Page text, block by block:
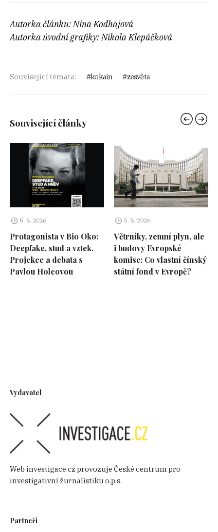
Autorka článku: Nina Kodhajová
Autorka úvodní grafiky: Nikola Klepáčková
Související témata: kokain zesvěta
Související články
5. 8. 2026
Protagonista v Bio Oko:
Deepfake, stud a vztek.
Projekce a debata s
Pavlou Holcovou
5. 8. 2026
Větrníky, zemní plyn, ale
i budovy Evropské
komise: Co vlastní čínský
státní fond v Evropě?
Vydavatel
Web investigace.cz provozuje České centrum pro
investigativní žurnalistiku o.p.s.
Partneři